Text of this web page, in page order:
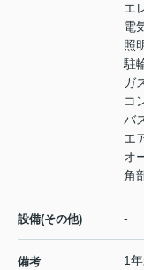
エ
電
照
駐
ガ
コ
バ
エ
オ
角
設備(その他) -
備考
1